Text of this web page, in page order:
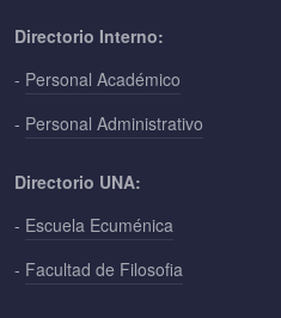
Directorio Interno:
- Personal Académico
- Personal Administrativo
Directorio UNA:
- Escuela Ecuménica
- Facultad de Filosofia